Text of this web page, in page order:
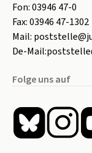
Fon:03946 47-0
Fax:03946 47-1302
Mail:
De-Mail:
Folge uns auf